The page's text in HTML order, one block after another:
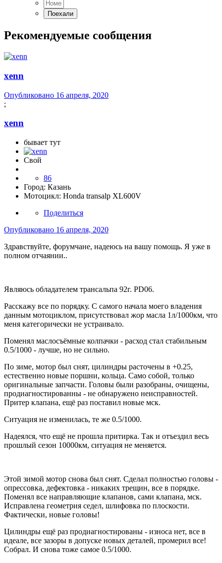
Рекомендуемые сообщения
xenn
Опубликовано 16 апреля, 2020
;
xenn
бывает тут
Свой
86
Город: Казань
Мотоцикл: Honda transalp XL600V
Поделиться
Опубликовано 16 апреля, 2020
Здравствуйте, форумчане, надеюсь на вашу помощь. Я уже в
полном отчаянии..
Являюсь обладателем трансальпа 92г. PD06.
Расскажу все по порядку. С самого начала моего владения
данным мотоциклом, присутствовал жор масла 1л/1000км, что
меня категорически не устраивало.
Поменял маслосъёмные колпачки - расход стал стабильным
0.5/1000 - лучше, но не сильно.
По зиме, мотор был снят, цилиндры расточены в +0.25,
естественно новые поршни, кольца. Само собой, только
оригинальные запчасти. Головы были разобраны, очищены,
продиагностированны - не обнаружено неисправностей.
Притер клапана, ещё раз поставил новые мск.
Ситуация не изменилась, те же 0.5/1000.
Надеялся, что ещё не прошла притирка. Так и отъездил весь
прошлый сезон 10000км, ситуация не меняется.
Этой зимой мотор снова был снят. Сделал полностью головы -
опрессовка, дефектовка - никаких трещин, все в порядке.
Поменял все направляющие клапанов, сами клапана, мск.
Исправлена геометрия седел, шлифовка по плоскости.
Фактически, новые головы!
Цилиндры ещё раз продиагностированы - износа нет, все в
идеале, все зазоры в допуске новых деталей, промерил все!
Собрал. И снова тоже самое 0.5/1000.